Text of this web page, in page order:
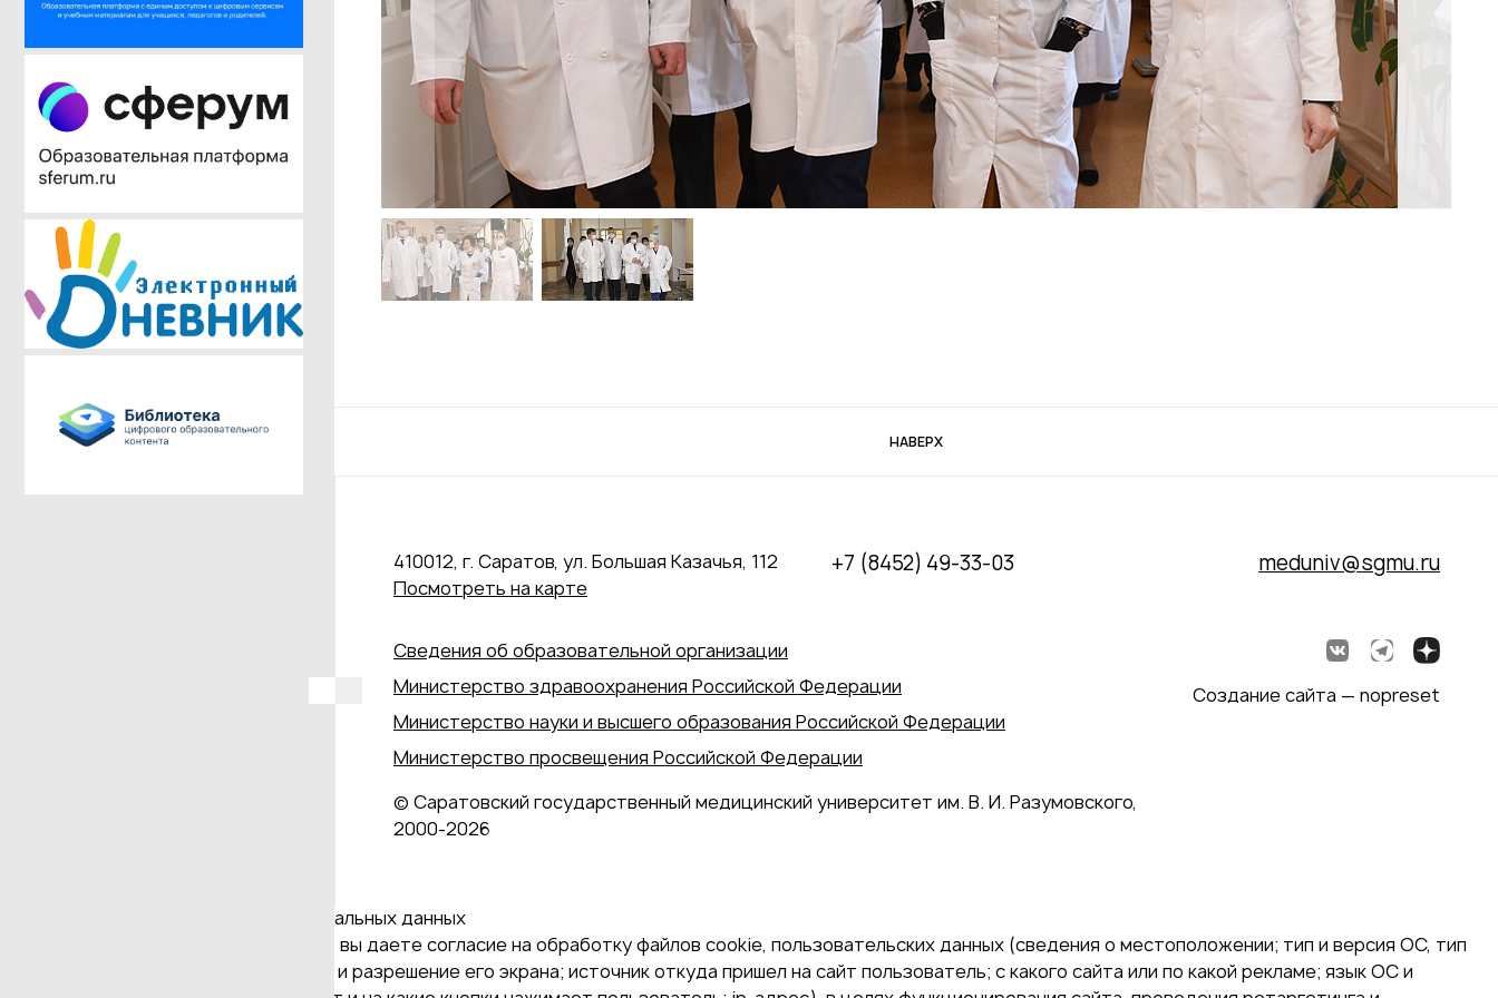
НАВЕРХ
410012, г. Саратов, ул. Большая Казачья, 112
Посмотреть на карте
+7 (8452) 49-33-03 meduniv@sgmu.ru
Сведения об образовательной организации
Министерство здравоохранения Российской Федерации
Министерство науки и высшего образования Российской Федерации
Министерство просвещения Российской Федерации
© Саратовский государственный медицинский университет им. В. И. Разумовского,
2000‑2026
Создание сайта — nopreset
Даю согласие на обработку персональных данных
Продолжая использовать наш сайт, вы даете согласие на обработку файлов cookie, пользовательских данных (сведения о местоположении; тип и версия ОС, тип
и версия Браузера; тип устройства и разрешение его экрана; источник откуда пришел на сайт пользователь; с какого сайта или по какой рекламе; язык ОС и